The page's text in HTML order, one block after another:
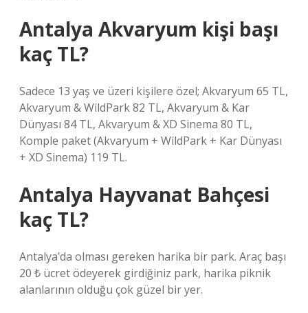
Antalya Akvaryum kişi başı
kaç TL?
Sadece 13 yaş ve üzeri kişilere özel; Akvaryum 65 TL,
Akvaryum & WildPark 82 TL, Akvaryum & Kar
Dünyası 84 TL, Akvaryum & XD Sinema 80 TL,
Komple paket (Akvaryum + WildPark + Kar Dünyası
+ XD Sinema) 119 TL.
Antalya Hayvanat Bahçesi
kaç TL?
Antalya’da olması gereken harika bir park. Araç başı
20 ₺ ücret ödeyerek girdiğiniz park, harika piknik
alanlarının olduğu çok güzel bir yer.